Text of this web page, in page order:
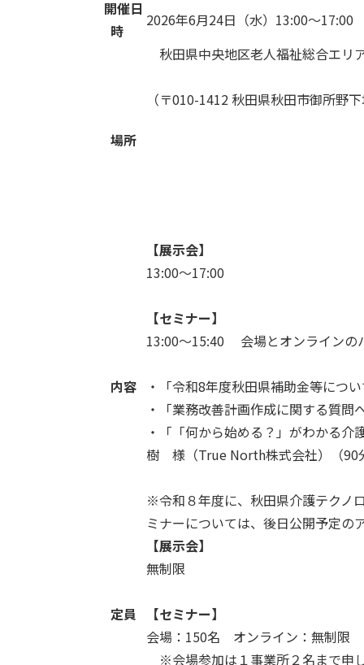
開催日
時
2026年6月24日（水）13:00～17:00
場所
秋田県中央地区老人福祉総合エリ
（〒010-1412 秋田県秋田市御所野
内容
【展示会】
13:00～17:00
【セミナー】
13:00～15:40 会場とオンライン
・「令和8年度秋田県補助金等につ
・「業務改善計画作成に関する質
・「「何から始める？」がわかる
樹 様（True North株式会社）（90
※令和８年度に、秋田県介護テクノ
ミナーについては、後日公開予定の
定員
【展示会】
無制限
【セミナー】
会場：150名 オンライン：無制限
※会場参加は１事業所２名まで申